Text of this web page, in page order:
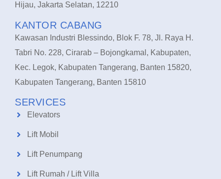
Hijau, Jakarta Selatan, 12210
KANTOR CABANG
Kawasan Industri Blessindo, Blok F. 78, Jl. Raya H.
Tabri No. 228, Cirarab – Bojongkamal, Kabupaten,
Kec. Legok, Kabupaten Tangerang, Banten 15820,
Kabupaten Tangerang, Banten 15810
SERVICES
Elevators
Lift Mobil
Lift Penumpang
Lift Rumah / Lift Villa